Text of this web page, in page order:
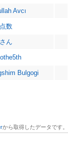
Avcı
数
ん
Bulgogi
から取得したデータです。